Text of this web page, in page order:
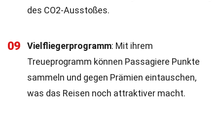
des CO2-Ausstoßes.
09 Vielfliegerprogramm: Mit ihrem
Treueprogramm können Passagiere Punkte
sammeln und gegen Prämien eintauschen,
was das Reisen noch attraktiver macht.